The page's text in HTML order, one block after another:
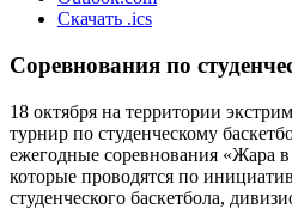
Скачать .ics
Соревнования по
18 октября на территории
турнир по студенческому
ежегодные соревнования «Жара
которые проводятся по
студенческого баскетбола,